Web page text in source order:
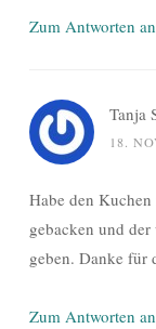
Zum Antworten
Tanja
18.
Habe den
gebacken und
geben. Danke für
Zum Antworten